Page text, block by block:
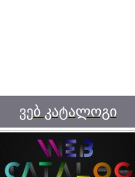
ვებ კატალოგი